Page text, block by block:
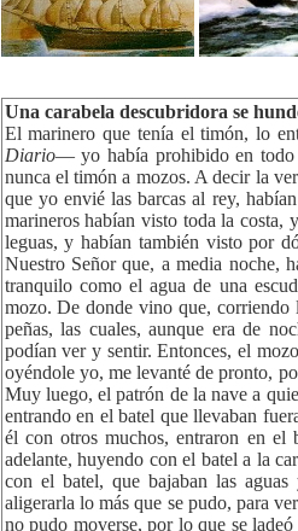
Una carabela descubridora se
El marinero que tenía el timón, lo
Diario— yo había prohibido en todo
nunca el timón a mozos. A decir la
que yo envié las barcas al rey,
marineros habían visto toda la costa,
leguas, y habían también visto por
Nuestro Señor que, a media noche,
tranquilo como el agua de una
mozo. De donde vino que, corriendo
peñas, las cuales, aunque era de
podían ver y sentir. Entonces, el
oyéndole yo, me levanté de pronto,
Muy luego, el patrón de la nave a
entrando en el batel que llevaban
él con otros muchos, entraron en el
adelante, huyendo con el batel a la
con el batel, que bajaban las
aligerarla lo más que se pudo, para
no pudo moverse, por lo que se